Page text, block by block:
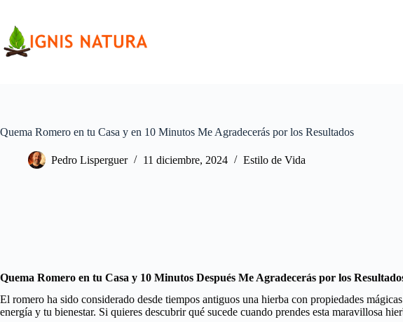
contenido
Quema Romero en tu Casa y en 10 Minutos Me Agradecerás por los Resultados
Pedro Lisperguer 11 diciembre, 2024 Estilo de Vida
Quema Romero en tu Casa y 10 Minutos Después Me Agradecerás por los
El romero ha sido considerado desde tiempos antiguos una hierba con propiedades
energía y tu bienestar. Si quieres descubrir qué sucede cuando prendes esta maravillosa